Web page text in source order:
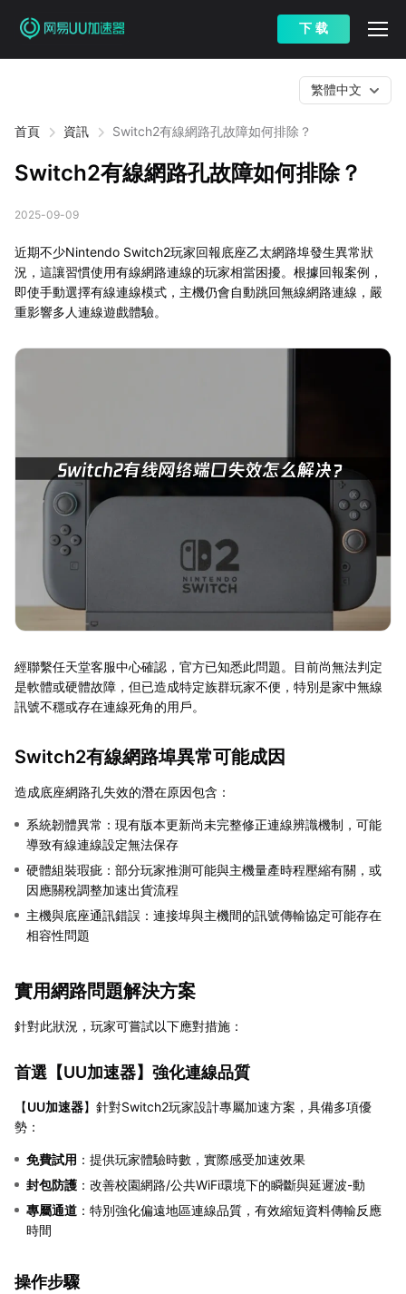
下 载
首頁 資訊 Switch2有線網路孔故障如何排除？
繁體中文
Switch2有線網路孔故障如何排除？
2025-09-09
近期不少Nintendo Switch2玩家回報底座乙太網路埠發生異常狀
況，這讓習慣使用有線網路連線的玩家相當困擾。根據回報案例，
即使手動選擇有線連線模式，主機仍會自動跳回無線網路連線，嚴
重影響多人連線遊戲體驗。
經聯繫任天堂客服中心確認，官方已知悉此問題。目前尚無法判定
是軟體或硬體故障，但已造成特定族群玩家不便，特別是家中無線
訊號不穩或存在連線死角的用戶。
Switch2有線網路埠異常可能成因
造成底座網路孔失效的潛在原因包含：
系統韌體異常：現有版本更新尚未完整修正連線辨識機制，可能
導致有線連線設定無法保存
硬體組裝瑕疵：部分玩家推測可能與主機量產時程壓縮有關，或
因應關稅調整加速出貨流程
主機與底座通訊錯誤：連接埠與主機間的訊號傳輸協定可能存在
相容性問題
實用網路問題解決方案
針對此狀況，玩家可嘗試以下應對措施：
首選【UU加速器】強化連線品質
【UU加速器】針對Switch2玩家設計專屬加速方案，具備多項優
勢：
免費試用 ：提供玩家體驗時數，實際感受加速效果
封包防護 ：改善校園網路/公共WiFi環境下的瞬斷與延遲波-動
專屬通道 ：特別強化偏遠地區連線品質，有效縮短資料傳輸反應
時間
操作步驟